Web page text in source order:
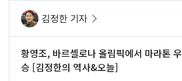
김정한 기자
황영조, 바르셀로나 올림픽에서 마라톤 우
승 [김정한의 역사&오늘]